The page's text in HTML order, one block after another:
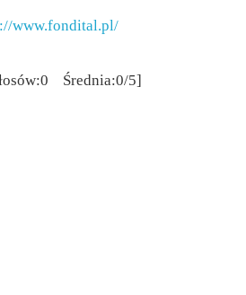
www.fondital.pl/
Średnia:0/5]